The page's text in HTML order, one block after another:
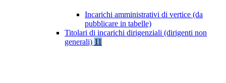
Incarichi amministrativi di vertice (da
pubblicare in tabelle)
Titolari di incarichi dirigenziali (dirigenti non
generali) 11